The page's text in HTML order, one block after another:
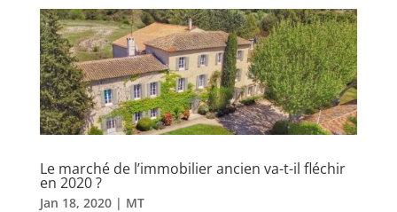
Le marché de l’immobilier ancien va-t-il fléchir
en 2020 ?
Jan 18, 2020| MT